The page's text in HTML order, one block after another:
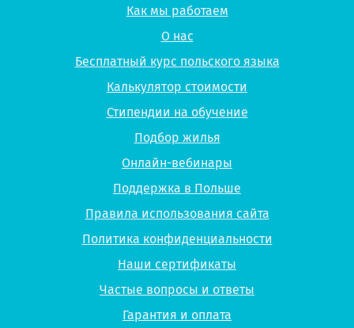
Как мы работаем
О нас
Бесплатный курс польского языка
Калькулятор стоимости
Стипендии на обучение
Подбор жилья
Онлайн-вебинары
Поддержка в Польше
Правила использования сайта
Политика конфиденциальности
Наши сертификаты
Частые вопросы и ответы
Гарантия и оплата